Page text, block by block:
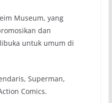
Museum, yang
dan
untuk umum di
Superman,
Comics.